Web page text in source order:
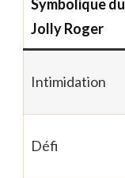
Symbolique du
Jolly Roger
Intimidation
Défi